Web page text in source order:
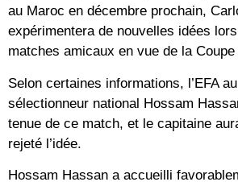
au Maroc en décembre prochain,
expérimentera de nouvelles idées
matches amicaux en vue de la Coupe
Selon certaines informations, l’EFA
sélectionneur national Hossam
tenue de ce match, et le capitaine
rejeté l’idée.
Hossam Hassan a accueilli